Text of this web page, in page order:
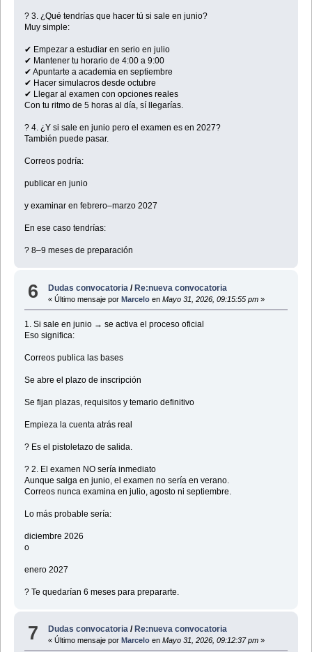
? 3. ¿Qué tendrías que hacer tú si sale en junio?
Muy simple:
✔ Empezar a estudiar en serio en julio
✔ Mantener tu horario de 4:00 a 9:00
✔ Apuntarte a academia en septiembre
✔ Hacer simulacros desde octubre
✔ Llegar al examen con opciones reales
Con tu ritmo de 5 horas al día, sí llegarías.
? 4. ¿Y si sale en junio pero el examen es en 2027?
También puede pasar.
Correos podría:
publicar en junio
y examinar en febrero–marzo 2027
En ese caso tendrías:
? 8–9 meses de preparación
6 Dudas convocatoria /Re:nueva convocatoria
« Último mensaje porMarcelo en Mayo 31, 2026, 09:15:55 pm »
1. Si sale en junio → se activa el proceso oficial
Eso significa:
Correos publica las bases
Se abre el plazo de inscripción
Se fijan plazas, requisitos y temario definitivo
Empieza la cuenta atrás real
? Es el pistoletazo de salida.
? 2. El examen NO sería inmediato
Aunque salga en junio, el examen no sería en verano.
Correos nunca examina en julio, agosto ni septiembre.
Lo más probable sería:
diciembre 2026
o
enero 2027
? Te quedarían 6 meses para prepararte.
7 Dudas convocatoria / Re:nueva convocatoria
« Último mensaje porMarcelo en Mayo 31, 2026, 09:12:37 pm »